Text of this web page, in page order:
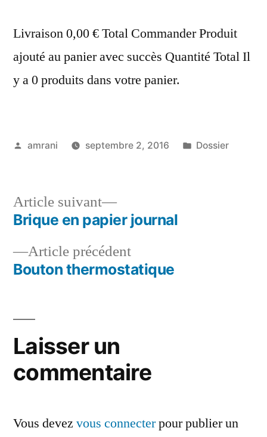
Livraison 0,00 € Total Commander Produit
ajouté au panier avec succès Quantité Total Il
y a 0 produits dans votre panier.
Publié
amrani septembre 2, 2016
Publié
Dossier
Navigation
deArticle précédentArticle
précédent :
Bouton thermostatique
Article suivant
Article
suivant :
Brique en papier journal
Laisser un
commentaire
Vous devez vous connecterpour publier un